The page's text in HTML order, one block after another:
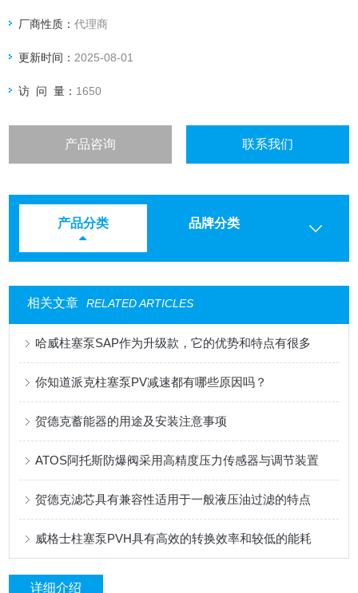
厂商性质：代理商
更新时间： 2025-08-01
访 问 量： 1650
产品咨询 联系我们
产品分类 品牌分类
相关文章 RELATED ARTICLES
哈威柱塞泵SAP作为升级款，它的优势和特点有很多
你知道派克柱塞泵PV减速都有哪些原因吗？
贺德克蓄能器的用途及安装注意事项
ATOS阿托斯防爆阀采用高精度压力传感器与调节装置
贺德克滤芯具有兼容性适用于一般液压油过滤的特点
威格士柱塞泵PVH具有高效的转换效率和较低的能耗
详细介绍